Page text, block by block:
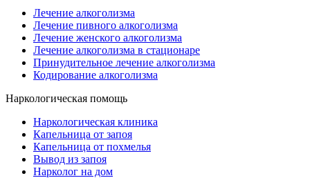
Лечение алкоголизма
Лечение пивного алкоголизма
Лечение женского алкоголизма
Лечение алкоголизма в стационаре
Принудительное лечение алкоголизма
Кодирование алкоголизма
Наркологическая помощь
Наркологическая клиника
Капельница от запоя
Капельница от похмелья
Вывод из запоя
Нарколог на дом